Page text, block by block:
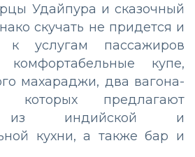
Удайпура и сказочный
скучать не придется и
услугам пассажиров
комфортабельные купе,
махараджи, два вагона-
которых предлагают
из индийской и
кухни, а также бар и